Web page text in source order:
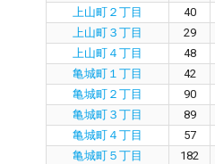
上山町２丁目
40
上山町３丁目
29
上山町４丁目
48
亀城町１丁目
42
亀城町２丁目
90
亀城町３丁目
89
亀城町４丁目
57
亀城町５丁目
182